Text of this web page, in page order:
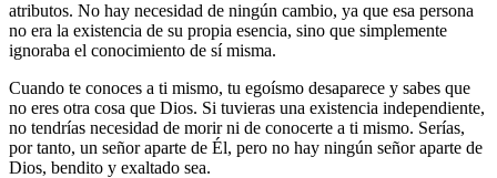
atributos. No hay necesidad de ningún cambio, ya que esa persona
no era la existencia de su propia esencia, sino que simplemente
ignoraba el conocimiento de sí misma.
Cuando te conoces a ti mismo, tu egoísmo desaparece y sabes que
no eres otra cosa que Dios. Si tuvieras una existencia independiente,
no tendrías necesidad de morir ni de conocerte a ti mismo. Serías,
por tanto, un señor aparte de Él, pero no hay ningún señor aparte de
Dios, bendito y exaltado sea.